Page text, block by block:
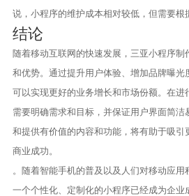
说，小程序的维护成本相对较低，但需要根
结论
随着移动互联网的快速发展，三亚小程序制
和优势。通过提升用户体验、增加品牌曝光
可以实现更好的业务增长和市场份额。在进
需要明确需求和目标，并保证用户界面简
和提供有价值的内容和功能，将有助于吸引
商业成功。
。随着智能手机的普及以及人们对移动应
一个个性化、定制化的小程序已经成为企业